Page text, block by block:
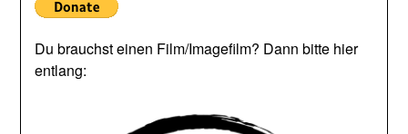
Du brauchst einen Film/Imagefilm? Dann bitte hier
entlang: